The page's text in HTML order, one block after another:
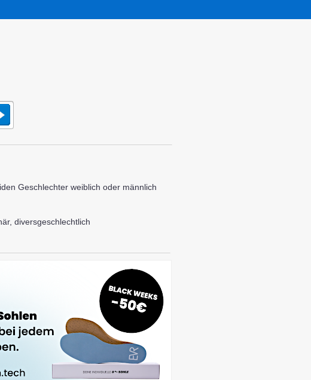
Geschlechter weiblich oder männlich
diversgeschlechtlich